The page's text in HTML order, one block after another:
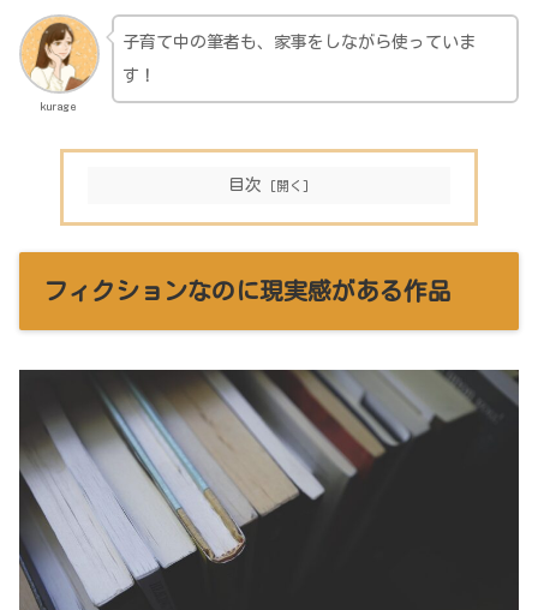
kurage
子育て中の筆者も、家事をしながら使っていま
す！
目次
フィクションなのに現実感がある作品